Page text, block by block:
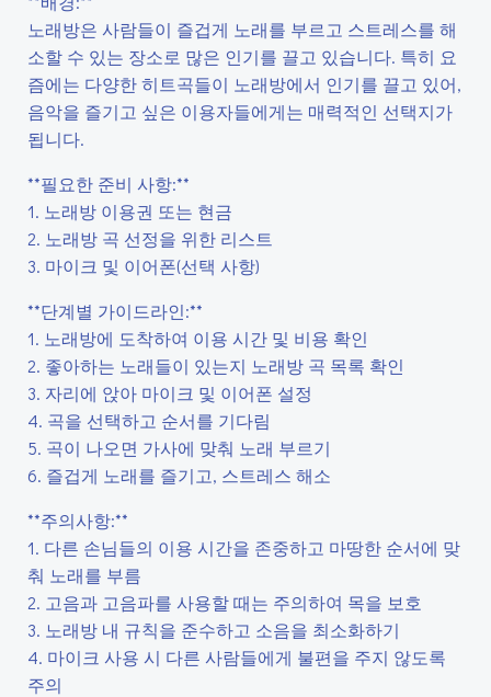
노래방은 사람들이 즐겁게 노래를 부르고 스트레스를 해
소할 수 있는 장소로 많은 인기를 끌고 있습니다. 특히 요
즘에는 다양한 히트곡들이 노래방에서 인기를 끌고 있어,
음악을 즐기고 싶은 이용자들에게는 매력적인 선택지가
됩니다.
**필요한 준비 사항:**
1. 노래방 이용권 또는 현금
2. 노래방 곡 선정을 위한 리스트
3. 마이크 및 이어폰(선택 사항)
**단계별 가이드라인:**
1. 노래방에 도착하여 이용 시간 및 비용 확인
2. 좋아하는 노래들이 있는지 노래방 곡 목록 확인
3. 자리에 앉아 마이크 및 이어폰 설정
4. 곡을 선택하고 순서를 기다림
5. 곡이 나오면 가사에 맞춰 노래 부르기
6. 즐겁게 노래를 즐기고, 스트레스 해소
**주의사항:**
1. 다른 손님들의 이용 시간을 존중하고 마땅한 순서에 맞
춰 노래를 부름
2. 고음과 고음파를 사용할 때는 주의하여 목을 보호
3. 노래방 내 규칙을 준수하고 소음을 최소화하기
4. 마이크 사용 시 다른 사람들에게 불편을 주지 않도록
주의